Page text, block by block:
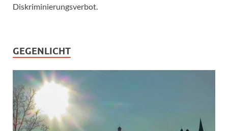
Diskriminierungsverbot.
GEGENLICHT